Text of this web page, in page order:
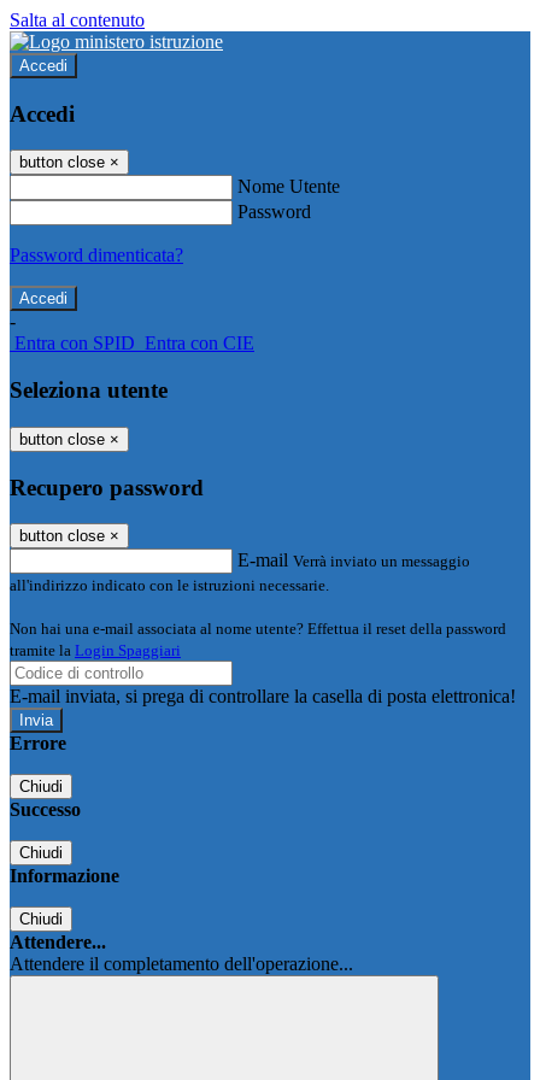
Salta al contenuto
Accedi
Accedi
button close ×
Nome Utente
Password
Password dimenticata?
-
Entra con SPID Entra con CIE
Seleziona utente
button close ×
Recupero password
button close ×
E-mail Verrà inviato un messaggio
all'indirizzo indicato con le istruzioni necessarie.
Non hai una e-mail associata al nome utente? Effettua il reset della password
tramite la Login Spaggiari
E-mail inviata, si prega di controllare la casella di posta elettronica!
Errore
Chiudi
Successo
Chiudi
Informazione
Chiudi
Attendere...
Attendere il completamento dell'operazione...